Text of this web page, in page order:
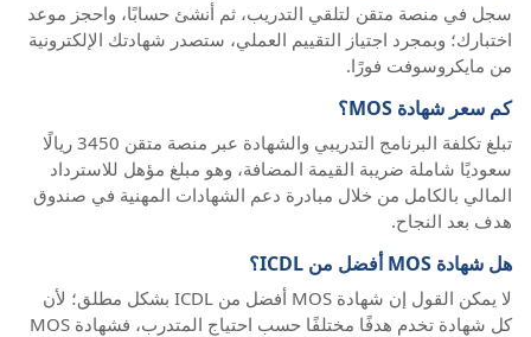
سجل في منصة متقن لتلقي التدريب، ثم أنشئ حسابًا، واحجز موعد
اختبارك؛ وبمجرد اجتياز التقييم العملي، ستصدر شهادتك الإلكترونية
من مايكروسوفت فورًا.
كم سعر شهادة MOS؟
تبلغ تكلفة البرنامج التدريبي والشهادة عبر منصة متقن 3450 ريالًا
سعوديًا شاملة ضريبة القيمة المضافة، وهو مبلغ مؤهل للاسترداد
المالي بالكامل من خلال مبادرة دعم الشهادات المهنية في صندوق
هدف بعد النجاح.
هل شهادة MOS أفضل من ICDL؟
لا يمكن القول إن شهادة MOS أفضل من ICDL بشكل مطلق؛ لأن
كل شهادة تخدم هدفًا مختلفًا حسب احتياج المتدرب، فشهادة MOS